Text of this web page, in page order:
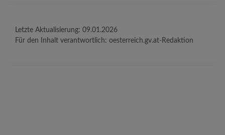
Letzte Aktualisierung: 09.01.2026
Für den Inhalt verantwortlich: oesterreich.gv.at-Redaktion